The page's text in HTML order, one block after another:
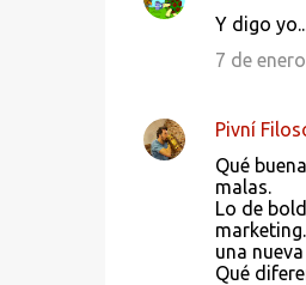
a
o
s
Y digo
7 de
Pivní
Qué
malas.
Lo de
una
Qué